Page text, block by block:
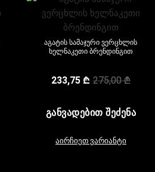
აგატის სამაჯური ვერცხლის
ხელნაკეთი ბრენდინგით
275,00₾
233,75 ₾
ᲒᲐᲜᲕᲐᲓᲔᲑᲘᲗ ᲨᲔᲫᲔᲜᲐ
აირჩიეთ ვარიანტი